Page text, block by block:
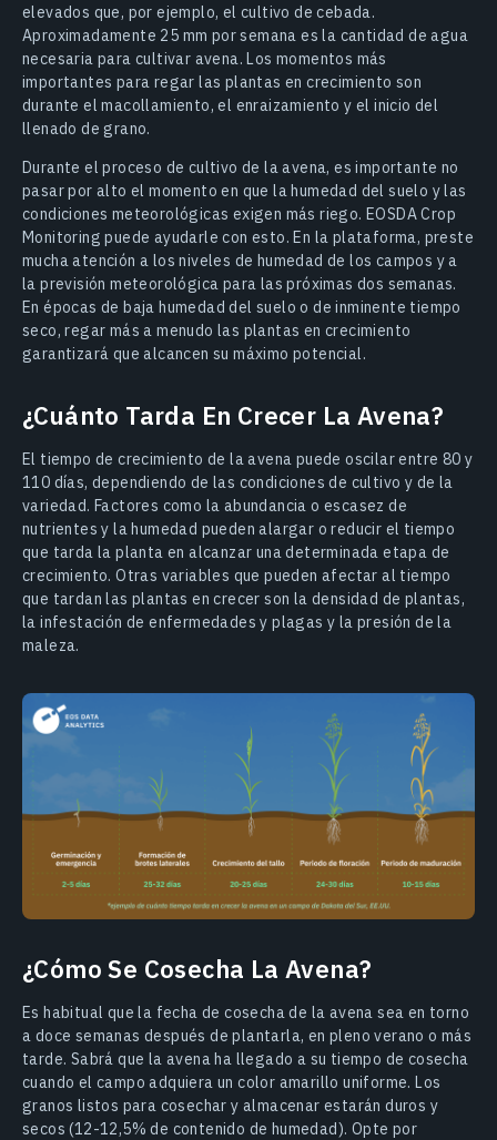
elevados que, por ejemplo, el cultivo de cebada.
Aproximadamente 25 mm por semana es la cantidad de agua
necesaria para cultivar avena. Los momentos más
importantes para regar las plantas en crecimiento son
durante el macollamiento, el enraizamiento y el inicio del
llenado de grano.
Durante el proceso de cultivo de la avena, es importante no
pasar por alto el momento en que la humedad del suelo y las
condiciones meteorológicas exigen más riego. EOSDA Crop
Monitoring puede ayudarle con esto. En la plataforma, preste
mucha atención a los niveles de humedad de los campos y a
la previsión meteorológica para las próximas dos semanas.
En épocas de baja humedad del suelo o de inminente tiempo
seco, regar más a menudo las plantas en crecimiento
garantizará que alcancen su máximo potencial.
¿Cuánto Tarda En Crecer La Avena?
El tiempo de crecimiento de la avena puede oscilar entre 80 y
110 días, dependiendo de las condiciones de cultivo y de la
variedad. Factores como la abundancia o escasez de
nutrientes y la humedad pueden alargar o reducir el tiempo
que tarda la planta en alcanzar una determinada etapa de
crecimiento. Otras variables que pueden afectar al tiempo
que tardan las plantas en crecer son la densidad de plantas,
la infestación de enfermedades y plagas y la presión de la
maleza.
¿Cómo Se Cosecha La Avena?
Es habitual que la fecha de cosecha de la avena sea en torno
a doce semanas después de plantarla, en pleno verano o más
tarde. Sabrá que la avena ha llegado a su tiempo de cosecha
cuando el campo adquiera un color amarillo uniforme. Los
granos listos para cosechar y almacenar estarán duros y
secos (12-12,5% de contenido de humedad). Opte por